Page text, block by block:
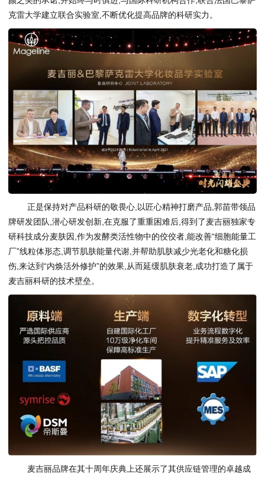
克雷大学建立联合实验室,不断优化提高品牌的科研实力。
正是保持对产品科研的敬畏心,以匠心精神打磨产品,郭苗带领品
牌研发团队,潜心研发创新,在克服了重重困难后,得到了麦吉丽独家专
研科技成分麦肤因,作为发酵类活性物中的佼佼者,能改善“细胞能量工
厂”线粒体形态,调节肌肤能量代谢,并帮助肌肤减少光老化和糖化损
伤,来达到“内焕活外修护”的效果,从而延缓肌肤衰老,成功打造了属于
麦吉丽科研的技术壁垒。
麦吉丽品牌在其十周年庆典上还展示了其供应链管理的卓越成